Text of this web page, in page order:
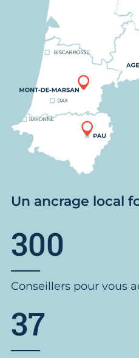
Un ancrage local
300
Conseillers pour vous
37